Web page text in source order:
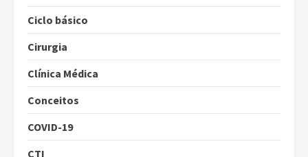
Ciclo básico
Cirurgia
Clínica Médica
Conceitos
COVID-19
CTI